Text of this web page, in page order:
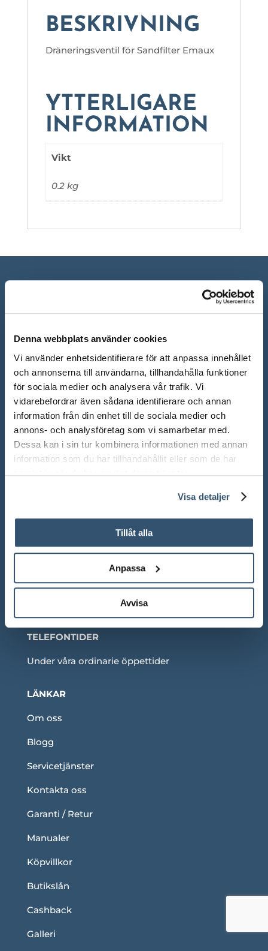
Denna webbplats använder cookies
Vi använder enhetsidentifierare för att anpassa innehållet
och annonserna till användarna, tillhandahålla funktioner
för sociala medier och analysera vår trafik. Vi
vidarebefordrar även sådana identifierare och annan
information från din enhet till de sociala medier och
annons- och analysföretag som vi samarbetar med.
Dessa kan i sin tur kombinera informationen med annan
information som du har tillhandahållit eller som de har
samlat in när du har använt deras tjänster.
Visa detaljer
Tillåt alla
Anpassa
Avvisa
BESKRIVNING
Dräneringsventil för Sandfilter Emaux
YTTERLIGARE
INFORMATION
Vikt
0.2 kg
ÖPPETTIDER SHOWROOM
Mån-Fre: 10.00 – 18.00
Lör: 10.00 – 13.00
Röda dagar: Stängt om inget annat anges
Ådalsvägen 271, 265 90 Åstorp
Telefon: 042 – 22 55 59
TELEFONTIDER
Under våra ordinarie öppettider
LÄNKAR
Om oss
Blogg
Servicetjänster
Kontakta oss
Garanti / Retur
Manualer
Köpvillkor
Butikslån
Cashback
Galleri